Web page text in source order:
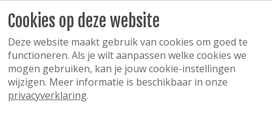
Cookies op deze website
Deze website maakt gebruik van cookies om goed te
functioneren. Als je wilt aanpassen welke cookies we
mogen gebruiken, kan je jouw cookie-instellingen
wijzigen. Meer informatie is beschikbaar in onze
privacyverklaring.